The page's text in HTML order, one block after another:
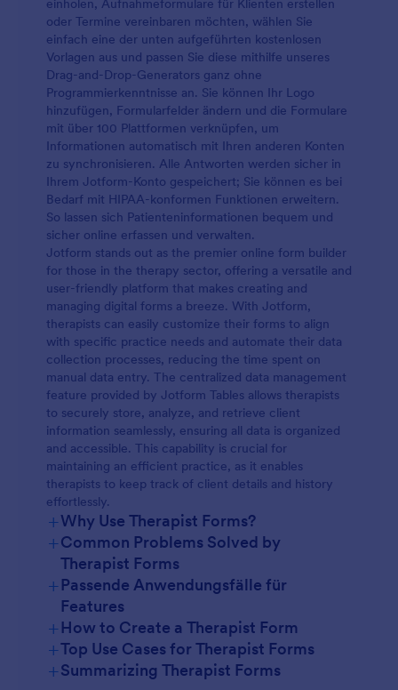
einholen, Aufnahmeformulare für Klienten erstellen
oder Termine vereinbaren möchten, wählen Sie
einfach eine der unten aufgeführten kostenlosen
Vorlagen aus und passen Sie diese mithilfe unseres
Drag-and-Drop-Generators ganz ohne
Programmierkenntnisse an. Sie können Ihr Logo
hinzufügen, Formularfelder ändern und die Formulare
mit über 100 Plattformen verknüpfen, um
Informationen automatisch mit Ihren anderen Konten
zu synchronisieren. Alle Antworten werden sicher in
Ihrem Jotform-Konto gespeichert; Sie können es bei
Bedarf mit HIPAA-konformen Funktionen erweitern.
So lassen sich Patienteninformationen bequem und
sicher online erfassen und verwalten.
Jotform stands out as the premier online form builder
for those in the therapy sector, offering a versatile and
user-friendly platform that makes creating and
managing digital forms a breeze. With Jotform,
therapists can easily customize their forms to align
with specific practice needs and automate their data
collection processes, reducing the time spent on
manual data entry. The centralized data management
feature provided by Jotform Tables allows therapists
to securely store, analyze, and retrieve client
information seamlessly, ensuring all data is organized
and accessible. This capability is crucial for
maintaining an efficient practice, as it enables
therapists to keep track of client details and history
effortlessly.
+Why Use Therapist Forms?
+Common Problems Solved by
Therapist Forms
+Passende Anwendungsfälle für
Features
+How to Create a Therapist Form
+Top Use Cases for Therapist Forms
For Managers
+Summarizing Therapist Forms